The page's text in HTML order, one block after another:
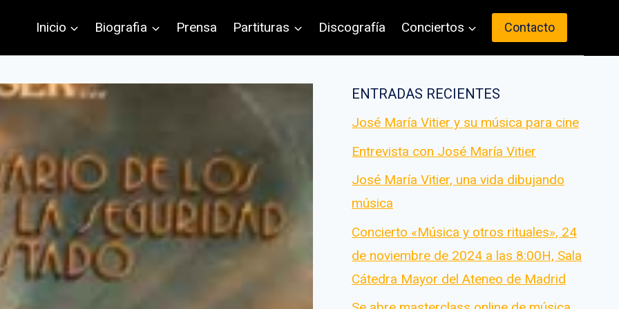
Inicio Biografia Prensa Partituras Discografía Conciertos Contacto
ENTRADAS RECIENTES
José María Vitier y su música para cine
Entrevista con José María Vitier
José María Vitier, una vida dibujando
música
Concierto «Música y otros rituales», 24
de noviembre de 2024 a las 8:00H, Sala
Cátedra Mayor del Ateneo de Madrid